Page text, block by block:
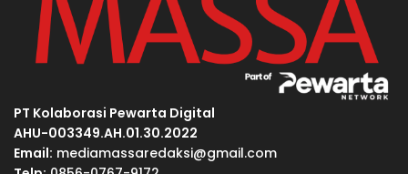
PT Kolaborasi Pewarta Digital
AHU-003349.AH.01.30.2022
Email: mediamassaredaksi@gmail.com